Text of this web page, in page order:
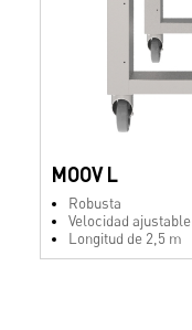
MOOV L
Robusta
Velocidad ajustable
Longitud de 2,5 m